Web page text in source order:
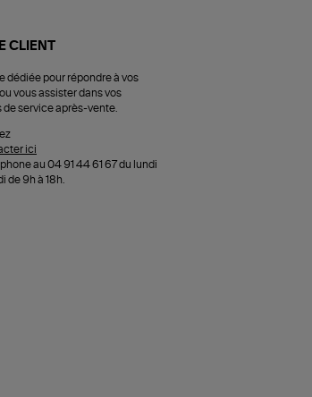
CLIENT
dédiée pour répondre à vos
vous assister dans vos
de service après-vente.
ici
au 04 91 44 61 67 du lundi
de 9h à 18h.